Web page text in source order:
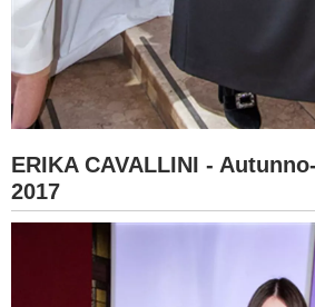
ERIKA CAVALLINI -
2017